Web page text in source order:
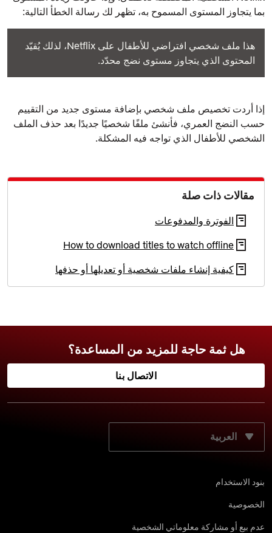
بما يتجاوز المستوى المسموح به، تظهر لك رسالة الخطأ التالية:
هذا ملف شخصي افتراضي للأطفال على Netflix، لذلك يُقيّد
المحتوى الذي يتجاوز مستوى نضج محدّد.
إذا أردت تخصيص ملف شخصي بإضافة مستوى جديد من التقييم
حسب النضج العمري، فأنشئ ملفًا شخصيًا جديدًا بعد حذف الملف
الشخصي للأطفال الذي تواجه فيه المشكلة.
مقالات ذات صلة
الفوترة والمدفوعات
How to download titles to watch offline
كيفية إنشاء ملفات شخصية أو تعديلها أو حذفها
هل ثمة حاجة للمزيد من المساعدة؟
الاتصال بنا
حدّد لغتك المفضّلة:
بنود الاستخدام
الخصوصية
عدم بيع أو مشاركة معلوماتي الشخصية